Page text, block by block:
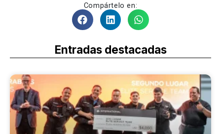
Compártelo en:
Entradas destacadas